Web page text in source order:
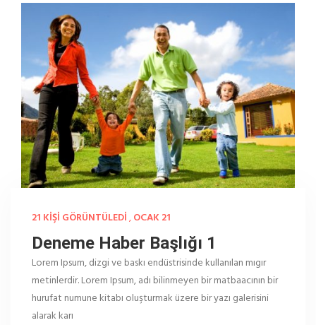
21 KIŞI GÖRÜNTÜLEDI,OCAK 21
Deneme Haber Başlığı 1
Lorem Ipsum, dizgi ve baskı endüstrisinde kullanılan mıgır
metinlerdir. Lorem Ipsum, adı bilinmeyen bir matbaacının bir
hurufat numune kitabı oluşturmak üzere bir yazı galerisini
alarak karı